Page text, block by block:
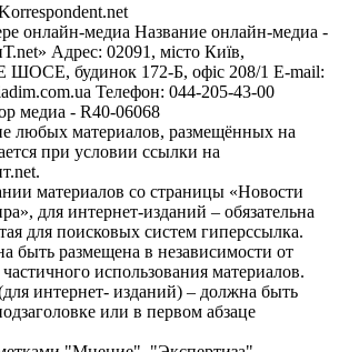
онлайн-медиа Название онлайн-медиа -
Адрес: 02091, місто Київ,
будинок 172-Б, офіс 208/1 E-mail:
Телефон: 044-205-43-00
медиа - R40-06068
любых материалов, размещённых на
при условии ссылки на
материалов со страницы «Новости
для интернет-изданий – обязательна
для поисковых систем гиперссылка.
быть размещена в независимости от
использования материалов.
интернет- изданий) – должна быть
или в первом абзаце